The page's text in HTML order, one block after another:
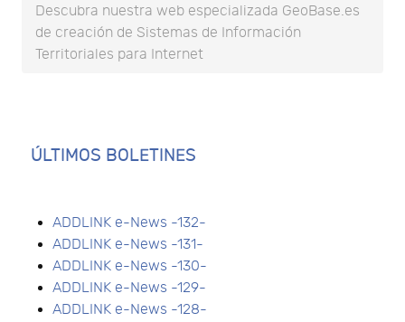
Descubra nuestra web especializada GeoBase.es
de creación de Sistemas de Información
Territoriales para Internet
ÚLTIMOS BOLETINES
ADDLINK e-News -132-
ADDLINK e-News -131-
ADDLINK e-News -130-
ADDLINK e-News -129-
ADDLINK e-News -128-